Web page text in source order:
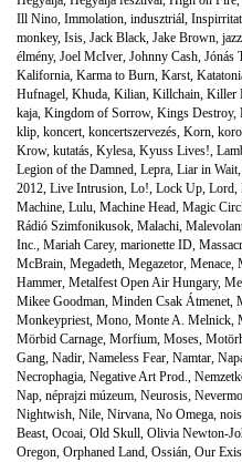
Ill Nino, Immolation, indusztriál,
monkey, Isis, Jack Black, Jake Brown, jazz
élmény, Joel McIver, Johnny Cash, Jónás
Kalifornia, Karma to Burn, Karst,
Hufnagel, Khuda, Kilian, Killchain, Killer
kaja, Kingdom of Sorrow, Kings Destroy,
klip, koncert, koncertszervezés, Korn,
Krow, kutatás, Kylesa, Kyuss Lives!,
Legion of the Damned, Lepra, Liar in Wait,
2012, Live Intrusion, Lo!, Lock Up, Lord,
Machine, Lulu, Machine Head, Magic
Rádió Szimfonikusok, Malachi,
Inc., Mariah Carey, marionette ID,
McBrain, Megadeth, Megazetor, Menace,
Hammer, Metalfest Open Air Hungary,
Mikee Goodman, Minden Csak Átmenet,
Monkeypriest, Mono, Monte A. Melnick,
Mörbid Carnage, Morfium, Moses,
Gang, Nadir, Nameless Fear, Namtar,
Necrophagia, Negative Art Prod.,
Nap, néprajzi múzeum, Neurosis,
Nightwish, Nile, Nirvana, No Omega,
Beast, Ocoai, Old Skull, Olivia Newton-
Oregon, Orphaned Land, Ossián, Our